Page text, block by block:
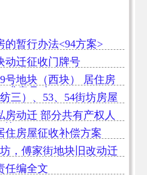
的暂行办法<94方案>
动迁征收门牌号
号地块（西块） 居住房
求意见稿）
三）、53、54街坊房屋
房动迁 部分共有产权人
效
住房屋征收补偿方案
，傅家街地块旧改动迁
任编全文